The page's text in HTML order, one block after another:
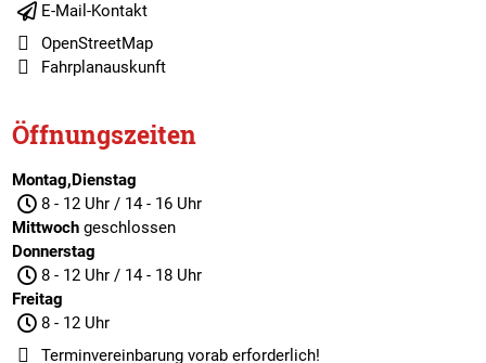
E-Mail-Kontakt
OpenStreetMap
Fahrplanauskunft
Öffnungszeiten
Montag,Dienstag
8 - 12 Uhr / 14 - 16 Uhr
Mittwochgeschlossen
Donnerstag
8 - 12 Uhr / 14 - 18 Uhr
Freitag
8 - 12 Uhr
Terminvereinbarungvorab erforderlich!